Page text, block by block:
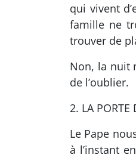
qui vivent
famille ne
trouver de
Non, la nuit
de l’oublier.
2. LA PORTE
Le Pape
à l’instant